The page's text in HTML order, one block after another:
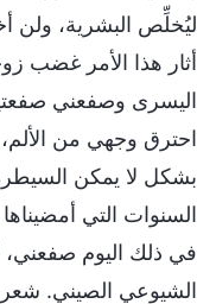
ليُخلِّص البشرية، ولن
أثار هذا الأمر غضب
اليسرى وصفعني
احترق وجهي من
بشكل لا يمكن
السنوات التي
في ذلك اليوم
الشيوعي الصيني.